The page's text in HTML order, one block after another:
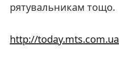
рятувальникам тощо.
http://today.mts.com.ua